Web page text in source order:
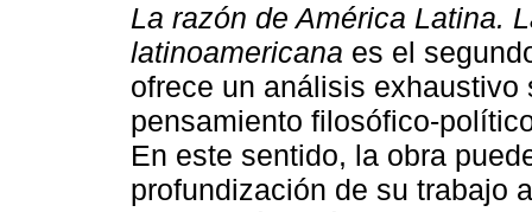
La razón de América Latina.
latinoamericana es el
ofrece un análisis
pensamiento filosófico-
En este sentido, la obra
profundización de su trabajo